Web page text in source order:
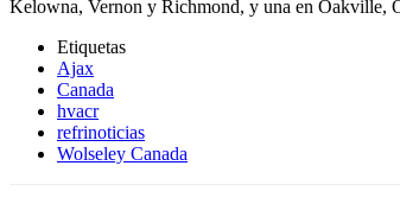
Kelowna, Vernon y Richmond, y una en Oakville,
Etiquetas
Ajax
Canada
hvacr
refrinoticias
Wolseley Canada